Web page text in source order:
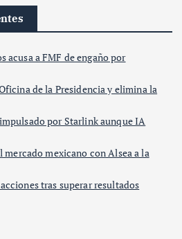
acusa a FMF de engaño por
de la Presidencia y elimina la
por Starlink aunque IA
mexicano con Alsea a la
tras superar resultados